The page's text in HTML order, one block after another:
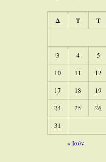
Δ Τ Τ
3
4 5
10
11 12
17
18 19
24
25 26
31
« Ιούν